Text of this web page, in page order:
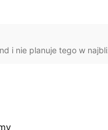
i nie planuje tego w